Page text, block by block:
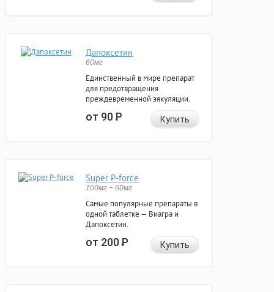
Дапоксетин
60мг
Единственный в мире препарат
для предотвращения
преждевременной эякуляции.
от 90Р Купить
Super P-force
100мг + 60мг
Самые популярные препараты в
одной таблетке — Виагра и
Дапоксетин.
от 200Р Купить